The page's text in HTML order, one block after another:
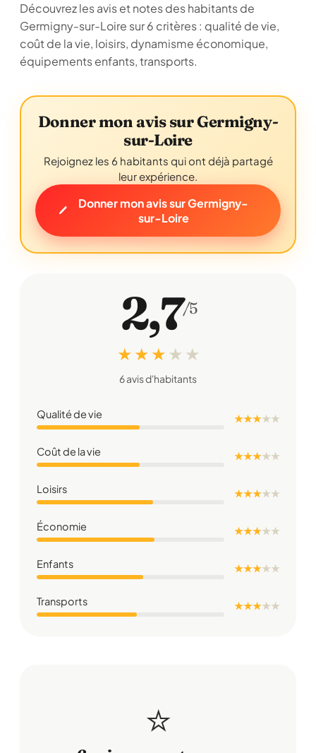
Découvrez les avis et notes des habitants de
Germigny-sur-Loire sur 6 critères : qualité de vie,
coût de la vie, loisirs, dynamisme économique,
équipements enfants, transports.
Donner mon avis sur Germigny-
sur-Loire
Rejoignez les 6 habitants qui ont déjà partagé
leur expérience.
Donner mon avis sur Germigny-
sur-Loire
2,7/5
★ ★ ★ ★ ★
6 avis d'habitants
Qualité de vie ★ ★ ★★★
Coût de la vie ★ ★ ★★★
Loisirs ★ ★ ★★★
Économie ★ ★ ★★★
Enfants ★ ★ ★★★
Transports ★ ★ ★★★
⭐